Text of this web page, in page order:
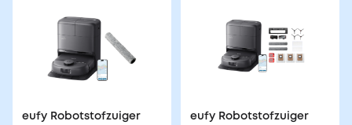
eufy Robotstofzuiger
eufy Robotstofzuiger